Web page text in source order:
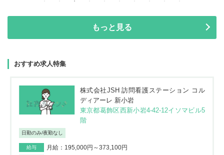
もっと見る
おすすめ求人特集
株式会社JSH 訪問看護ステーション コル
ディアーレ 新小岩
東京都葛飾区西新小岩4-42-12イソマビル5
階
日勤のみ/夜勤なし
給与 月給：195,000円～373,100円